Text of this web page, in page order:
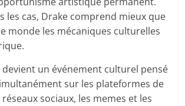
les cas, Drake comprend mieux que
monde les mécaniques culturelles
un événement culturel pensé
sur les plateformes de
sociaux, les memes et les